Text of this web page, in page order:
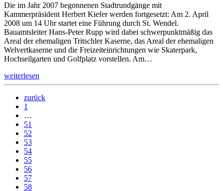
Die im Jahr 2007 begonnenen Stadtrundgänge mit
Kammerpräsident Herbert Kiefer werden fortgesetzt: Am 2. April
2008 um 14 Uhr startet eine Führung durch St. Wendel.
Bauamtsleiter Hans-Peter Rupp wird dabei schwerpunktmäßig das
Areal der ehemaligen Tritschler Kaserne, das Areal der ehemaligen
Welvertkaserne und die Freizeiteinrichtungen wie Skaterpark,
Hochseilgarten und Golfplatz vorstellen. Am…
weiterlesen
zurück
1
…
51
52
53
54
55
56
57
58